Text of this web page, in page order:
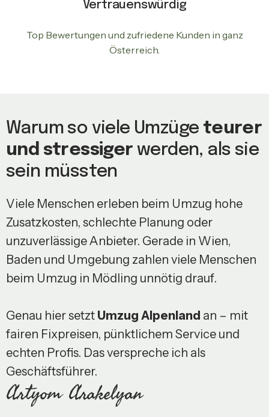
Vertrauenswürdig
Top Bewertungen und zufriedene Kunden in ganz
Österreich.
Warum so viele Umzüge teurer
und stressiger werden, als sie
sein müssten
Viele Menschen erleben beim Umzug hohe
Zusatzkosten, schlechte Planung oder
unzuverlässige Anbieter. Gerade in Wien,
Baden und Umgebung zahlen viele Menschen
beim Umzug in Mödling unnötig drauf.
Genau hier setzt Umzug Alpenland an – mit
fairen Fixpreisen, pünktlichem Service und
echten Profis. Das verspreche ich als
Geschäftsführer.
Artyom Arakelyan